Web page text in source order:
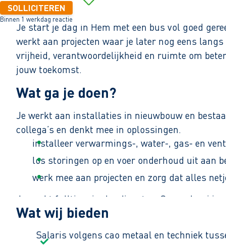
SOLLICITEREN
Binnen 1 werkdag reactie
Je start je dag in Hem met een bus vol goed
werkt aan projecten waar je later nog eens
vrijheid, verantwoordelijkheid en ruimte om
jouw toekomst.
Wat ga je doen?
Je werkt aan installaties in nieuwbouw en
collega’s en denkt mee in oplossingen.
installeer verwarmings-, water-, gas- en
los storingen op en voer onderhoud uit aan
werk mee aan projecten en zorg dat alles
Je werkt fulltime in dagdiensten. Soms draai je
Wat wij bieden
Salaris volgens cao metaal en techniek